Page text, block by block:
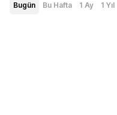
Bugün Bu Hafta 1 Ay 1 Yıl